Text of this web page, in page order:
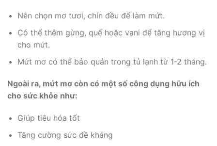
Nên chọn mơ tươi, chín đều để làm mứt.
Có thể thêm gừng, quế hoặc vani để tăng hương vị
cho mứt.
Mứt mơ có thể bảo quản trong tủ lạnh từ 1-2 tháng.
Ngoài ra, mứt mơ còn có một số công dụng hữu ích
cho sức khỏe như:
Giúp tiêu hóa tốt
Tăng cường sức đề kháng